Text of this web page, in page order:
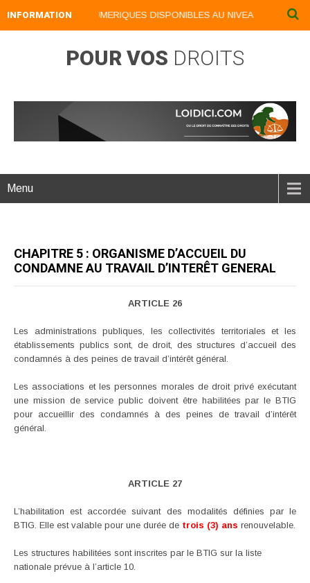
INFORMATION
NOS LIVRES NUMERIQUES DISPONIBLES AU NIVEAU DU MENU
POUR VOS DROITS
Menu
CHAPITRE 5 : ORGANISME D’ACCUEIL DU
CONDAMNE AU TRAVAIL D’INTERÊT GENERAL
ARTICLE 26
Les administrations publiques, les collectivités territoriales et les
établissements publics sont, de droit, des structures d’accueil des
condamnés à des peines de travail d’intérêt général.
Les associations et les personnes morales de droit privé exécutant
une mission de service public doivent être habilitées par le BTIG
pour accueillir des condamnés à des peines de travail d’intérêt
général.
ARTICLE 27
L’habilitation est accordée suivant des modalités définies par le
BTIG. Elle est valable pour une durée de trois (3) ans renouvelable.
Les structures habilitées sont inscrites par le BTIG sur la liste
nationale prévue à l’article 10.